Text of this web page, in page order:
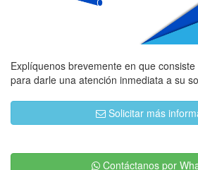
Explíquenos brevemente en que
para darle una atención inmediata a su
Solicitar más
Contáctanos por